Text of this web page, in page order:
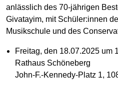
anlässlich des 70-jährigen
Givatayim, mit Schüler:innen
Musikschule und des
Freitag, den 18.07.2025 um
Rathaus Schöneberg
John-F.-Kennedy-Platz 1,